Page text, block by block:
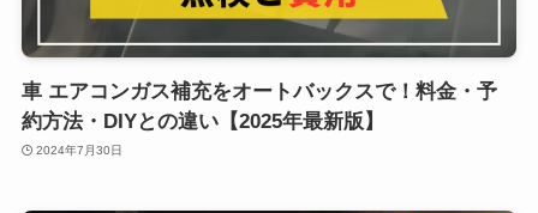
車 エアコンガス補充をオートバックスで！料金・予
約方法・DIYとの違い【2025年最新版】
2024年7月30日